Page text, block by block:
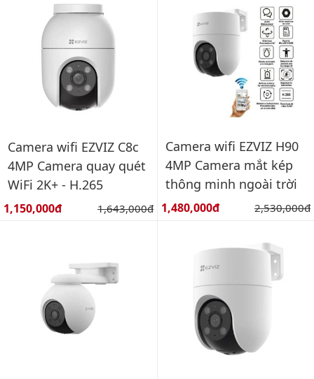
Camera wifi EZVIZ C8c
4MP Camera quay quét
WiFi 2K+ - H.265
Giá bán:
1,150,000đ Giá gốc:
1,643,000đ
Camera wifi EZVIZ H90
4MP Camera mắt kép
thông minh ngoài trời
Giá bán:
1,480,000đ Giá gốc:
2,530,000đ